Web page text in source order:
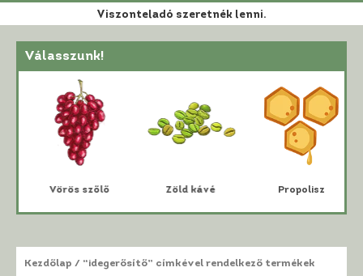
Viszonteladó szeretnék lenni.
Válasszunk!
Vörös szőlő Zöld kávé Propolisz
Kezdőlap / “idegerősítő” címkével rendelkező termékek